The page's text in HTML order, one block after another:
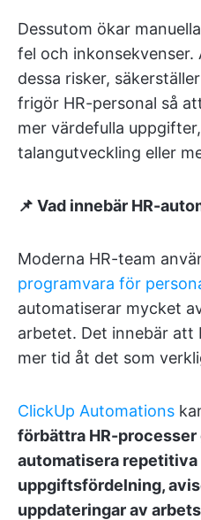
Dessutom ökar
fel och
dessa risker,
frigör HR-personal så
mer värdefulla
talangutveckling eller
📌 Vad innebär HR-
Moderna HR-team
programvara för
automatiserar mycket
arbetet. Det innebär att
mer tid åt det som
ClickUp Automations
förbättra HR-processer
automatisera
uppgiftsfördelning,
uppdateringar av